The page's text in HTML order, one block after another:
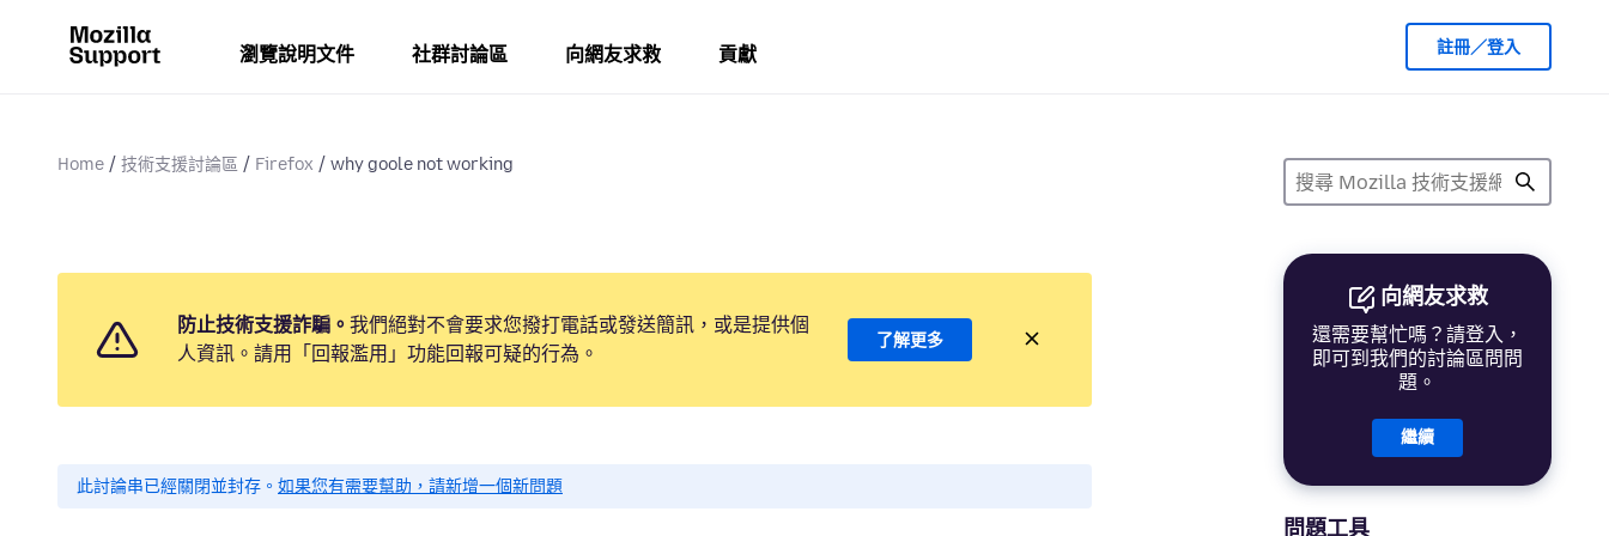
瀏覽說明文件 社群討論區 向網友求救 貢獻 註冊／登入
Home 技術支援討論區 Firefox why goole not working
向網友求救
還需要幫忙嗎？請登入，
即可到我們的討論區問問
題。
繼續
問題工具
防止技術支援詐騙。 我們絕對不會要求您撥打電話或發送簡訊，或是提供個
人資訊。請用「回報濫用」功能回報可疑的行為。
了解更多
此討論串已經關閉並封存。 如果您有需要幫助，請新增一個新問題